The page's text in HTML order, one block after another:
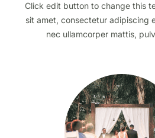
Click edit button to change this
sit amet, consectetur adipiscing
nec ullamcorper mattis,